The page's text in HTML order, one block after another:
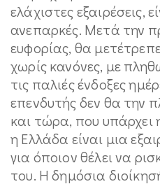
ελάχιστες εξαιρέσεις,
ανεπαρκές. Μετά την
ευφορίας, θα
χωρίς κανόνες, με
τις παλιές ένδοξες
επενδυτής δεν θα την
και τώρα, που
η Ελλάδα είναι μια
για όποιον θέλει να
του. Η δημόσια